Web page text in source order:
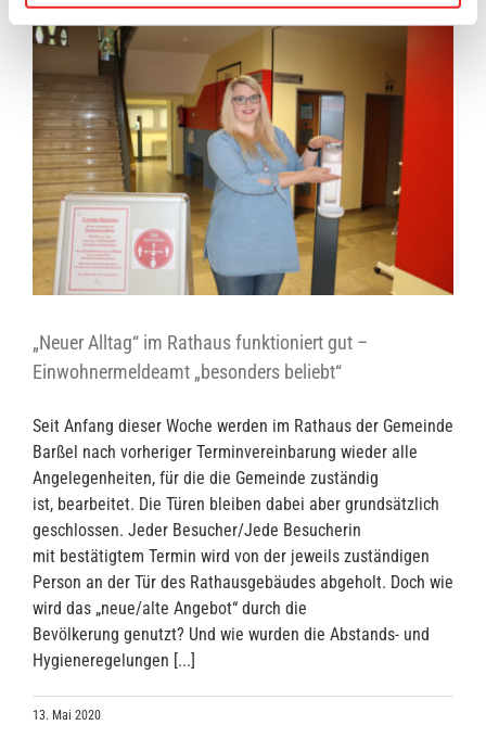
„Neuer Alltag“ im Rathaus funktioniert gut –
Einwohnermeldeamt „besonders beliebt“
Seit Anfang dieser Woche werden im Rathaus der Gemeinde
Barßel nach vorheriger Terminvereinbarung wieder alle
Angelegenheiten, für die die Gemeinde zuständig
ist, bearbeitet. Die Türen bleiben dabei aber grundsätzlich
geschlossen. Jeder Besucher/Jede Besucherin
mit bestätigtem Termin wird von der jeweils zuständigen
Person an der Tür des Rathausgebäudes abgeholt. Doch wie
wird das „neue/alte Angebot“ durch die
Bevölkerung genutzt? Und wie wurden die Abstands- und
Hygieneregelungen [...]
13. Mai 2020